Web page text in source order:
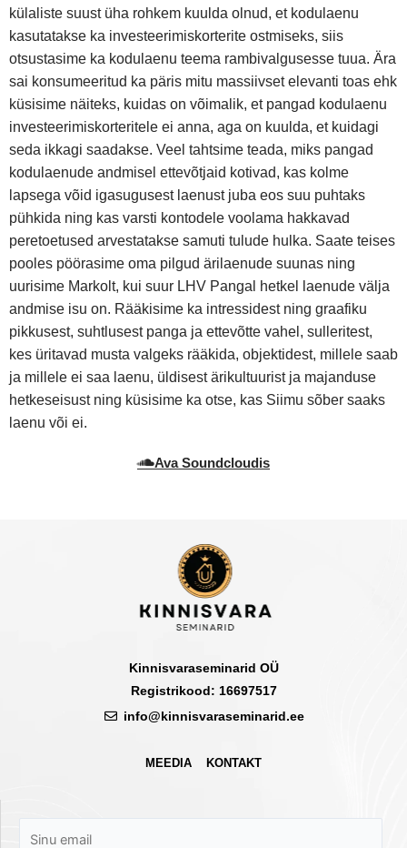
külaliste suust üha rohkem kuulda olnud, et kodulaenu
kasutatakse ka investeerimiskorterite ostmiseks, siis
otsustasime ka kodulaenu teema rambivalgusesse tuua. Ära
sai konsumeeritud ka päris mitu massiivset elevanti toas ehk
küsisime näiteks, kuidas on võimalik, et pangad kodulaenu
investeerimiskorteritele ei anna, aga on kuulda, et kuidagi
seda ikkagi saadakse. Veel tahtsime teada, miks pangad
kodulaenude andmisel ettevõtjaid kotivad, kas kolme
lapsega võid igasugusest laenust juba eos suu puhtaks
pühkida ning kas varsti kontodele voolama hakkavad
peretoetused arvestatakse samuti tulude hulka. Saate teises
pooles pöörasime oma pilgud ärilaenude suunas ning
uurisime Markolt, kui suur LHV Pangal hetkel laenude välja
andmise isu on. Rääkisime ka intressidest ning graafiku
pikkusest, suhtlusest panga ja ettevõtte vahel, sulleritest,
kes üritavad musta valgeks rääkida, objektidest, millele saab
ja millele ei saa laenu, üldisest ärikultuurist ja majanduse
hetkeseisust ning küsisime ka otse, kas Siimu sõber saaks
laenu või ei.
Ava Soundcloudis
Kinnisvaraseminarid OÜ
Registrikood: 16697517
info@kinnisvaraseminarid.ee
MEEDIA KONTAKT